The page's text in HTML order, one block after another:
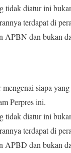
tidak diatur ini
terdapat di
APBN dan bukan
siapa
Perpres ini.
tidak diatur ini
terdapat di
APBD dan bukan